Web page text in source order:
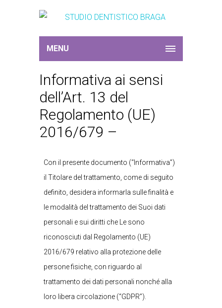
MENU
Informativa ai sensi
dell’Art. 13 del
Regolamento (UE)
2016/679 –
Con il presente documento (“Informativa”)
il Titolare del trattamento, come di seguito
definito, desidera informarla sulle finalità e
le modalità del trattamento dei Suoi dati
personali e sui diritti che Le sono
riconosciuti dal Regolamento (UE)
2016/679 relativo alla protezione delle
persone fisiche, con riguardo al
trattamento dei dati personali nonché alla
loro libera circolazione (“GDPR”).